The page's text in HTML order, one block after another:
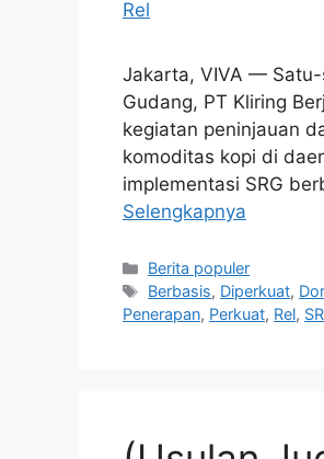
Jakarta, VIVA — Satu-
Gudang, PT Kliring
kegiatan peninjauan
komoditas kopi di
implementasi SRG
Selengkapnya
Kategori
Berita populer
Tag
Berbasis, Diperkuat,
Penerapan, Perkuat, Rel,